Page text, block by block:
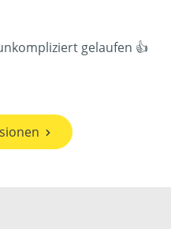
gelaufen 👍